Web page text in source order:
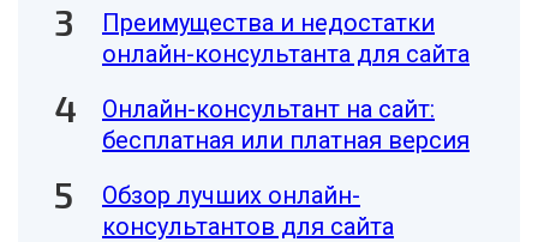
Преимущества и недостатки
онлайн-консультанта для сайта
Онлайн-консультант на сайт:
бесплатная или платная версия
Обзор лучших онлайн-
консультантов для сайта